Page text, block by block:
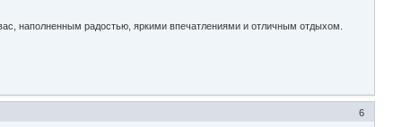
наполненным радостью, яркими впечатлениями и отличным отдыхом.
6